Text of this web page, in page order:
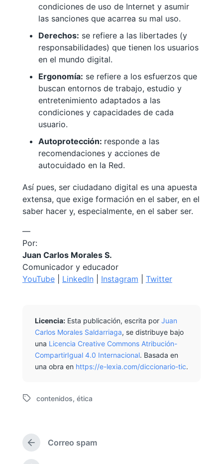
condiciones de uso de Internet y asumir
las sanciones que acarrea su mal uso.
Derechos: se refiere a las libertades (y
responsabilidades) que tienen los usuarios
en el mundo digital.
Ergonomía: se refiere a los esfuerzos que
buscan entornos de trabajo, estudio y
entretenimiento adaptados a las
condiciones y capacidades de cada
usuario.
Autoprotección: responde a las
recomendaciones y acciones de
autocuidado en la Red.
Así pues, ser ciudadano digital es una apuesta
extensa, que exige formación en el saber, en el
saber hacer y, especialmente, en el saber ser.
—
Por:
Juan Carlos Morales S.
Comunicador y educador
YouTube| LinkedIn| Instagram Twitter
Licencia:Esta publicación, escrita por Juan
Carlos Morales Saldarriaga, se distribuye bajo
una Licencia Creative Commons Atribución-
CompartirIgual 4.0 Internacional. Basada en
una obra en https://e-lexia.com/diccionario-tic.
E
q
u
contenidos, ética
E
n
Correo spam